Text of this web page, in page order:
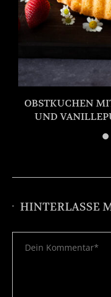
OBSTKUCHEN
UND
HINTERLASSE